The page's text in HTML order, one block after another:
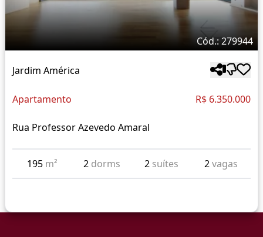
Cód.: 279944
Jardim América
Apartamento R$ 6.350.000
Rua Professor Azevedo Amaral
195 m² 2 dorms 2 suítes 2vagas